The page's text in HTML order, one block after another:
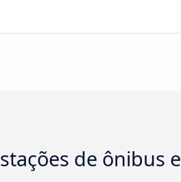
de ônibus